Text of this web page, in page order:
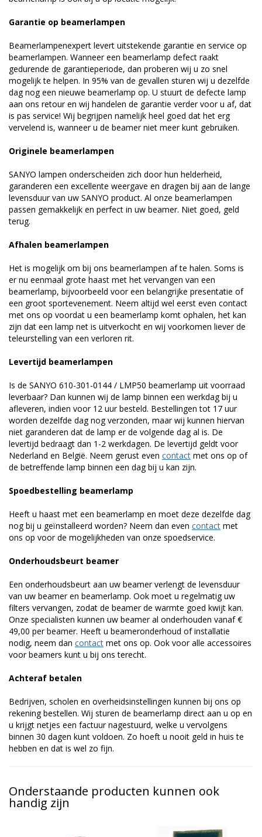
Garantie op beamerlampen
Beamerlampenexpert levert uitstekende garantie en service op
beamerlampen. Wanneer een beamerlamp defect raakt
gedurende de garantieperiode, dan proberen wij u zo snel
mogelijk te helpen. In 95% van de gevallen sturen wij u dezelfde
dag nog een nieuwe beamerlamp op. U stuurt de defecte lamp
aan ons retour en wij handelen de garantie verder voor u af, dat
is pas service! Wij begrijpen namelijk heel goed dat het erg
vervelend is, wanneer u de beamer niet meer kunt gebruiken.
Originele beamerlampen
SANYO lampen onderscheiden zich door hun helderheid,
garanderen een excellente weergave en dragen bij aan de lange
levensduur van uw SANYO product. Al onze beamerlampen
passen gemakkelijk en perfect in uw beamer. Niet goed, geld
terug.
Afhalen beamerlampen
Het is mogelijk om bij ons beamerlampen af te halen. Soms is
er nu eenmaal grote haast met het vervangen van een
beamerlamp, bijvoorbeeld voor een belangrijke presentatie of
een groot sportevenement. Neem altijd wel eerst even contact
met ons op voordat u een beamerlamp komt ophalen, het kan
zijn dat een lamp net is uitverkocht en wij voorkomen liever de
teleurstelling van een verloren rit.
Levertijd beamerlampen
Is de SANYO 610-301-0144 / LMP50 beamerlamp uit voorraad
leverbaar? Dan kunnen wij de lamp binnen een werkdag bij u
afleveren, indien voor 12 uur besteld. Bestellingen tot 17 uur
worden dezelfde dag nog verzonden, maar wij kunnen hiervan
niet garanderen dat de lamp er de volgende dag al is. De
levertijd bedraagt dan 1-2 werkdagen. De levertijd geldt voor
Nederland en België. Neem gerust even contact met ons op of
de betreffende lamp binnen een dag bij u kan zijn.
Spoedbestelling beamerlamp
Heeft u haast met een beamerlamp en moet deze dezelfde dag
nog bij u geïnstalleerd worden? Neem dan even contact met
ons op voor de mogelijkheden van onze spoedservice.
Onderhoudsbeurt beamer
Een onderhoudsbeurt aan uw beamer verlengt de levensduur
van uw beamer en beamerlamp. Ook moet u regelmatig uw
filters vervangen, zodat de beamer de warmte goed kwijt kan.
Onze specialisten kunnen uw beamer al onderhouden vanaf €
49,00 per beamer. Heeft u beameronderhoud of installatie
nodig, neem dan contact met ons op. Ook voor alle accessoires
voor beamers kunt u bij ons terecht.
Achteraf betalen
Bedrijven, scholen en overheidsinstellingen kunnen bij ons op
rekening bestellen. Wij sturen de beamerlamp direct aan u op en
u krijgt netjes een factuur nagestuurd, welke u vervolgens
binnen 30 dagen kunt voldoen. Zo hoeft u nooit geld in huis te
hebben en dat is wel zo fijn.
Onderstaande producten kunnen ook
handig zijn